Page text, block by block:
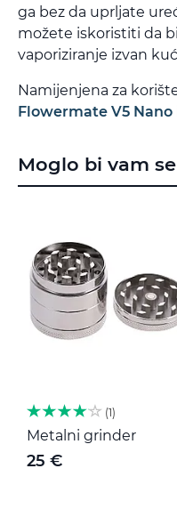
ga bez da uprljate
možete iskoristiti da
vaporiziranje izvan
Namijenjena za
Flowermate V5 Nano
Moglo bi vam
1
Metalni grinder
25 €